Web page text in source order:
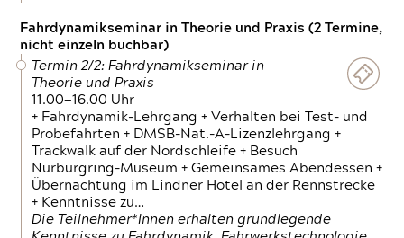
Fahrdynamikseminar in Theorie und Praxis (2 Termine,
nicht einzeln buchbar)
Termin 2/2: Fahrdynamikseminar in
Theorie und Praxis
11.00—16.00 Uhr
+ Fahrdynamik-Lehrgang + Verhalten bei Test- und
Probefahrten + DMSB-Nat.-A-Lizenzlehrgang +
Trackwalk auf der Nordschleife + Besuch
Nürburgring-Museum + Gemeinsames Abendessen +
Übernachtung im Lindner Hotel an der Rennstrecke
+ Kenntnisse zu…
Die Teilnehmer*Innen erhalten grundlegende